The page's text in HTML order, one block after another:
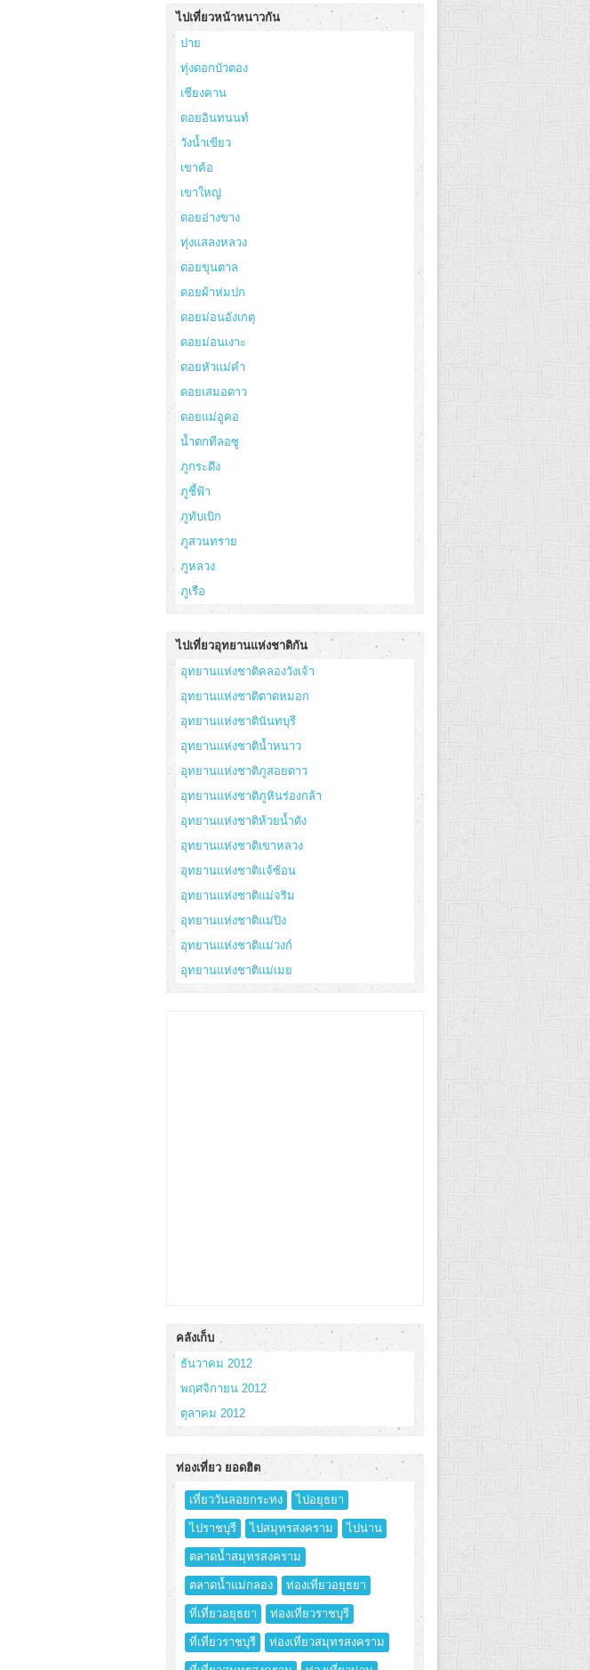
ไปเที่ยวหน้าหนาวกัน
ปาย
ทุ่งดอกบัวตอง
เชียงคาน
ดอยอินทนนท์
วังน้ำเขียว
เขาค้อ
เขาใหญ่
ดอยอ่างขาง
ทุ่งแสลงหลวง
ดอยขุนตาล
ดอยผ้าห่มปก
ดอยม่อนอังเกตุ
ดอยม่อนเงาะ
ดอยหัวแม่คำ
ดอยเสมอดาว
ดอยแม่อูคอ
น้ำตกทีลอซู
ภูกระดึง
ภูชี้ฟ้า
ภูทับเบิก
ภูสวนทราย
ภูหลวง
ภูเรือ
ไปเที่ยวอุทยานแห่งชาติกัน
อุทยานแห่งชาติคลองวังเจ้า
อุทยานแห่งชาติตาดหมอก
อุทยานแห่งชาตินันทบุรี
อุทยานแห่งชาติน้ำหนาว
อุทยานแห่งชาติภูสอยดาว
อุทยานแห่งชาติภูหินร่องกล้า
อุทยานแห่งชาติห้วยน้ำดัง
อุทยานแห่งชาติเขาหลวง
อุทยานแห่งชาติแจ้ซ้อน
อุทยานแห่งชาติแม่จริม
อุทยานแห่งชาติแม่ปิง
อุทยานแห่งชาติแม่วงก์
อุทยานแห่งชาติแม่เมย
คลังเก็บ
ธันวาคม 2012
พฤศจิกายน 2012
ตุลาคม 2012
ท่องเที่ยว ยอดฮิต
เที่ยววันลอยกระทง ไปอยุธยา
ไปราชบุรี ไปสมุทรสงคราม ไปน่าน
ตลาดน้ำสมุทรสงคราม
ตลาดน้ำแม่กลอง ท่องเที่ยวอยุธยา
ที่เที่ยวอยุธยา ท่องเที่ยวราชบุรี
ที่เที่ยวราชบุรี ท่องเที่ยวสมุทรสงคราม